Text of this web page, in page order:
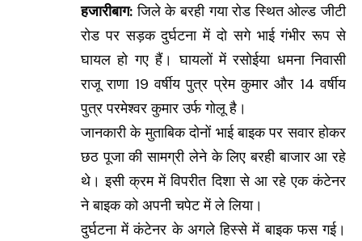
हजारीबाग: जिले के बरही गया रोड स्थित ओल्ड जीटी
रोड पर सड़क दुर्घटना में दो सगे भाई गंभीर रूप से
घायल हो गए हैं। घायलों में रसोईया धमना निवासी
राजू राणा 19 वर्षीय पुत्र प्रेम कुमार और 14 वर्षीय
पुत्र परमेश्वर कुमार उर्फ गोलू है।
जानकारी के मुताबिक दोनों भाई बाइक पर सवार होकर
छठ पूजा की सामग्री लेने के लिए बरही बाजार आ रहे
थे। इसी क्रम में विपरीत दिशा से आ रहे एक कंटेनर
ने बाइक को अपनी चपेट में ले लिया।
दुर्घटना में कंटेनर के अगले हिस्से में बाइक फस गई।